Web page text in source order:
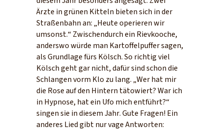
Ärzte in grünen Kitteln bieten sich in der
Straßenbahn an: „Heute operieren wir
umsonst.“ Zwischendurch ein Rievkooche,
anderswo würde man Kartoffelpuffer sagen,
als Grundlage fürs Kölsch. So richtig viel
Kölsch geht gar nicht, dafür sind schon die
Schlangen vorm Klo zu lang. „Wer hat mir
die Rose auf den Hintern tätowiert? War ich
in Hypnose, hat ein Ufo mich entführt?“
singen sie in diesem Jahr. Gute Fragen! Ein
anderes Lied gibt nur vage Antworten: